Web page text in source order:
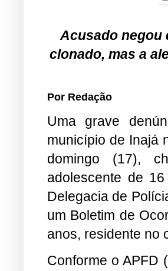
Acusado negou
clonado, mas a
Por Redação
Uma grave
município de Inajá
domingo (17),
adolescente de
Delegacia de
um Boletim de
anos, residente no
Conforme o APFD